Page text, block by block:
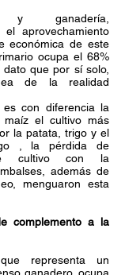
y ganadería,
el aprovechamiento
económica de este
ocupa el 68%
que por sí solo,
de la realidad
es con diferencia la
maíz el cultivo más
la patata, trigo y el
, la pérdida de
cultivo con la
además de
menguaron esta
complemento a la
representa un